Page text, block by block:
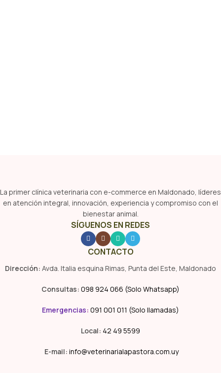
La primer clínica veterinaria con e-commerce en Maldonado, líderes
en atención integral, innovación, experiencia y compromiso con el
bienestar animal.
SÍGUENOS EN REDES
CONTACTO
Dirección: Avda. Italia esquina Rimas, Punta del Este, Maldonado
Consultas: 098 924 066 (Solo Whatsapp)
Emergencias: 091 001 011 (Solo llamadas)
Local: 42 49 5599
E-mail: info@veterinarialapastora.com.uy